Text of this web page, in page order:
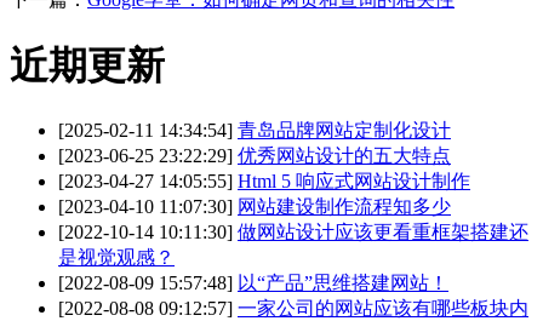
近期更新
[2025-02-11 14:34:54] 青岛品牌网站定制化设计
[2023-06-25 23:22:29] 优秀网站设计的五大特点
[2023-04-27 14:05:55] Html 5 响应式网站设计制作
[2023-04-10 11:07:30] 网站建设制作流程知多少
[2022-10-14 10:11:30] 做网站设计应该更看重框架搭建还
是视觉观感？
[2022-08-09 15:57:48] 以“产品”思维搭建网站！
[2022-08-08 09:12:57] 一家公司的网站应该有哪些板块内